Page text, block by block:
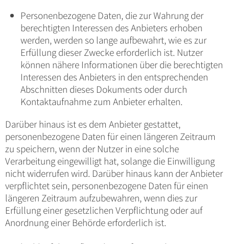
Personenbezogene Daten, die zur Wahrung der
berechtigten Interessen des Anbieters erhoben
werden, werden so lange aufbewahrt, wie es zur
Erfüllung dieser Zwecke erforderlich ist. Nutzer
können nähere Informationen über die berechtigten
Interessen des Anbieters in den entsprechenden
Abschnitten dieses Dokuments oder durch
Kontaktaufnahme zum Anbieter erhalten.
Darüber hinaus ist es dem Anbieter gestattet,
personenbezogene Daten für einen längeren Zeitraum
zu speichern, wenn der Nutzer in eine solche
Verarbeitung eingewilligt hat, solange die Einwilligung
nicht widerrufen wird. Darüber hinaus kann der Anbieter
verpflichtet sein, personenbezogene Daten für einen
längeren Zeitraum aufzubewahren, wenn dies zur
Erfüllung einer gesetzlichen Verpflichtung oder auf
Anordnung einer Behörde erforderlich ist.